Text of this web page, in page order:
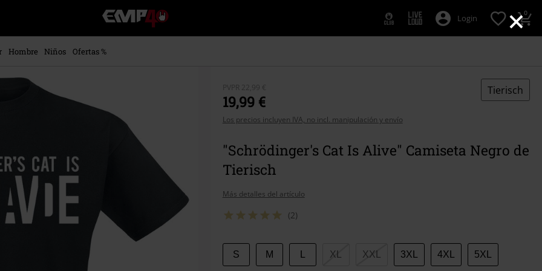
×
EMP
-
Música,
Alternativa
Login 0
Hombre Niños
Ofertas %
PVPR 22,99 €
19,99 €
Los precios incluyen IVA, no incl. manipulación y envío
Tierisch
"Schrödinger's Cat Is Alive" Camiseta Negro de
Tierisch
Más detalles del artículo
(2)
Elige
S M XL XXL 3XL 4XL 5XL